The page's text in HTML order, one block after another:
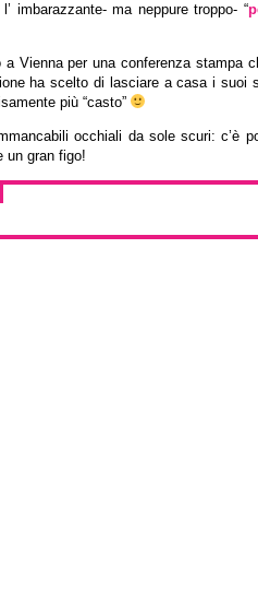
imbarazzante- ma neppure troppo- “
a Vienna per una conferenza stampa
ha scelto di lasciare a casa i suoi
più “casto”
occhiali da sole scuri: c’è
un gran figo!